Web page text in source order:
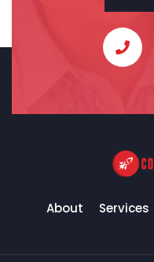
About Services